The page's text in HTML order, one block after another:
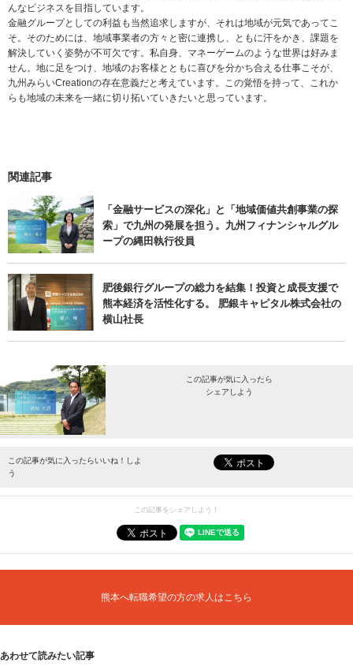
んなビジネスを目指しています。
金融グループとしての利益も当然追求しますが、それは地域が元気であってこ
そ。そのためには、地域事業者の方々と密に連携し、ともに汗をかき、課題を
解決していく姿勢が不可欠です。私自身、マネーゲームのような世界は好みま
せん。地に足をつけ、地域のお客様とともに喜びを分かち合える仕事こそが、
九州みらいCreationの存在意義だと考えています。この覚悟を持って、これか
らも地域の未来を一緒に切り拓いていきたいと思っています。
関連記事
「金融サービスの深化」と「地域価値共創事業の探
索」で九州の発展を担う。九州フィナンシャルグル
ープの縄田執行役員
肥後銀行グループの総力を結集！投資と成長支援で
熊本経済を活性化する。 肥銀キャピタル株式会社の
横山社長
この記事が気に入ったら
シェアしよう
最新情報をお届けします。
この記事が気に入ったらいいね！しよ
う
この記事をシェアしよう！
熊本へ転職希望の方の求人はこちら
あわせて読みたい記事